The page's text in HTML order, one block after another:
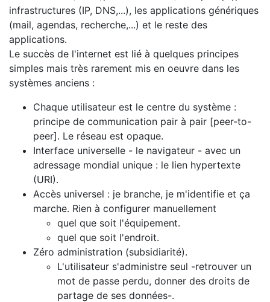
infrastructures (IP, DNS,...), les applications génériques
(mail, agendas, recherche,...) et le reste des
applications.
Le succès de l'internet est lié à quelques principes
simples mais très rarement mis en oeuvre dans les
systèmes anciens :
Chaque utilisateur est le centre du système :
principe de communication pair à pair [peer-to-
peer]. Le réseau est opaque.
Interface universelle - le navigateur - avec un
adressage mondial unique : le lien hypertexte
(URI).
Accès universel : je branche, je m'identifie et ça
marche. Rien à configurer manuellement
quel que soit l'équipement.
quel que soit l'endroit.
Zéro administration (subsidiarité).
L'utilisateur s'administre seul -retrouver un
mot de passe perdu, donner des droits de
partage de ses données-.